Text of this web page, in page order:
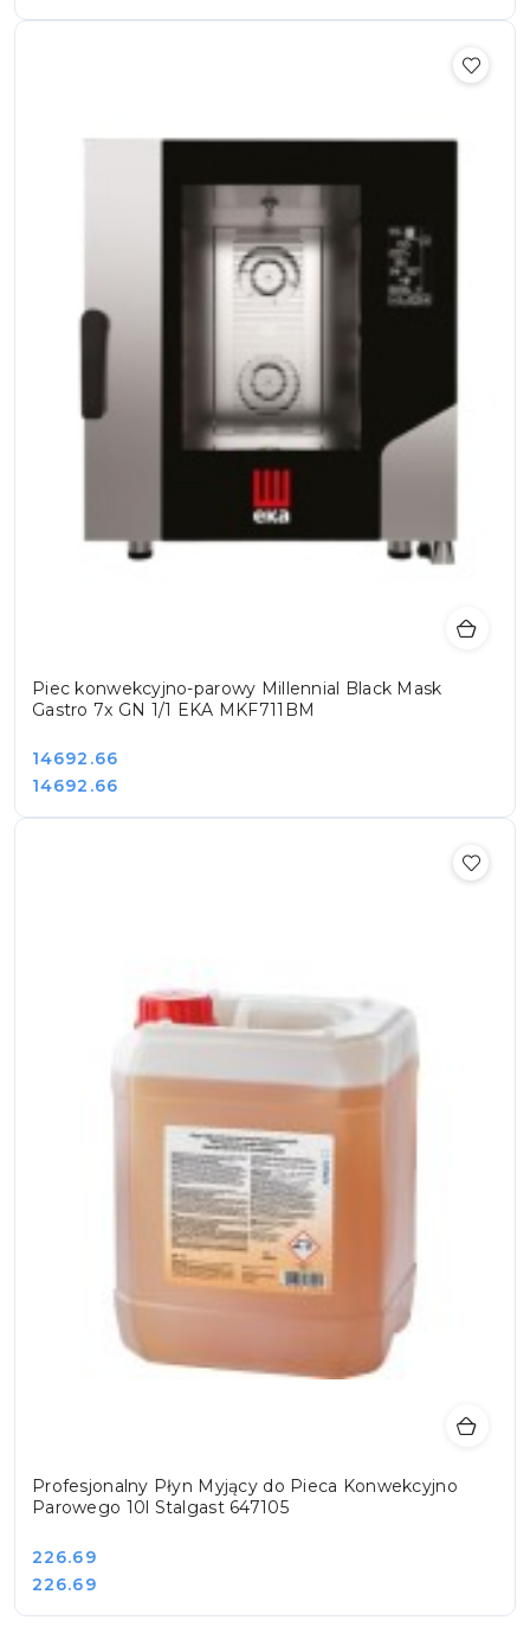
Piec konwekcyjno-parowy Millennial Black Mask
Gastro 7x GN 1/1 EKA MKF711BM
Cena:
14692.66
Cena:
14692.66
Profesjonalny Płyn Myjący do Pieca Konwekcyjno
Parowego 10l Stalgast 647105
Cena:
226.69
Cena:
226.69